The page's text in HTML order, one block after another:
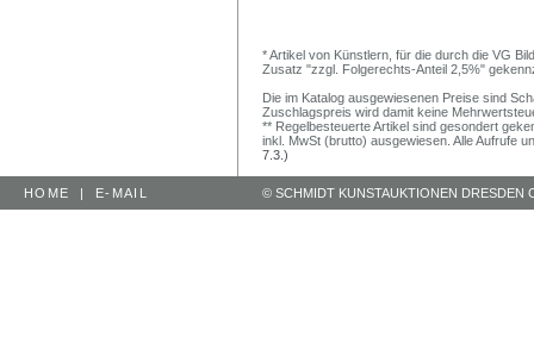
* Artikel von Künstlern, für die durch die VG
Zusatz "zzgl. Folgerechts-Anteil 2,5%"
Die im Katalog ausgewiesenen Preise sind
Zuschlagspreis wird damit keine
** Regelbesteuerte Artikel sind gesondert
inkl. MwSt (brutto) ausgewiesen. Alle Aufrufe
7.3.)
HOME | E-MAIL © SCHMIDT KUNSTAUKTIONEN DRESDEN